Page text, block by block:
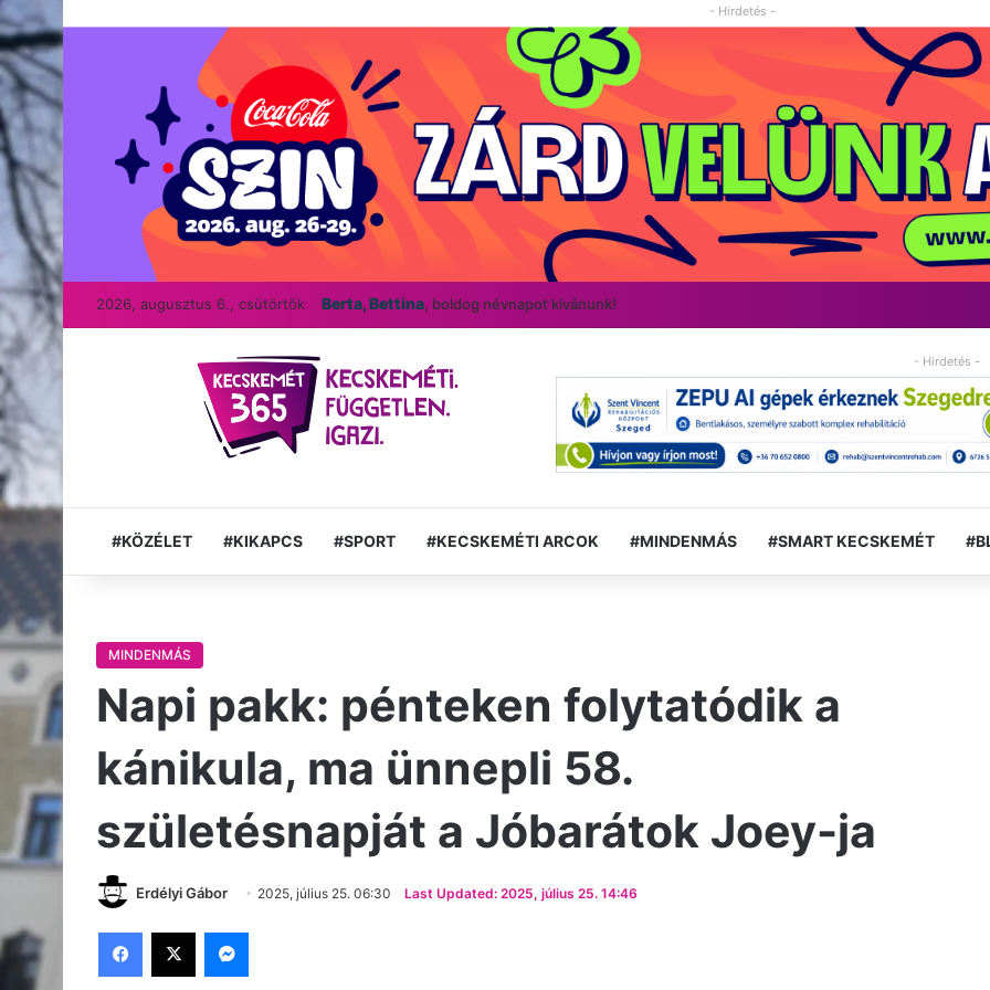
- Hirdetés -
2026, augusztus 6., csütörtök Berta, Bettina, boldog névnapot kívánunk!
- Hirdetés -
#KÖZÉLET #KIKAPCS #SPORT #KECSKEMÉTI ARCOK #MINDENMÁS #SMART KECSKEMÉT
MINDENMÁS
Napi pakk: pénteken folytatódik a
kánikula, ma ünnepli 58.
születésnapját a Jóbarátok Joey-ja
Erdélyi Gábor 2025, július 25. 06:30 Last Updated: 2025, július 25. 14:46
Facebook
X Messenger